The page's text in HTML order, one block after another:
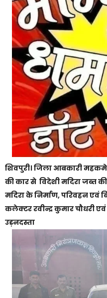
शिवपुरी। जिला आबकारी
की कार से विदेशी मदिरा जब्त की
मदिरा के निर्माण, परिवहन एवं
कलेक्टर रवीन्द्र कुमार चौधरी
उड़नदस्ता